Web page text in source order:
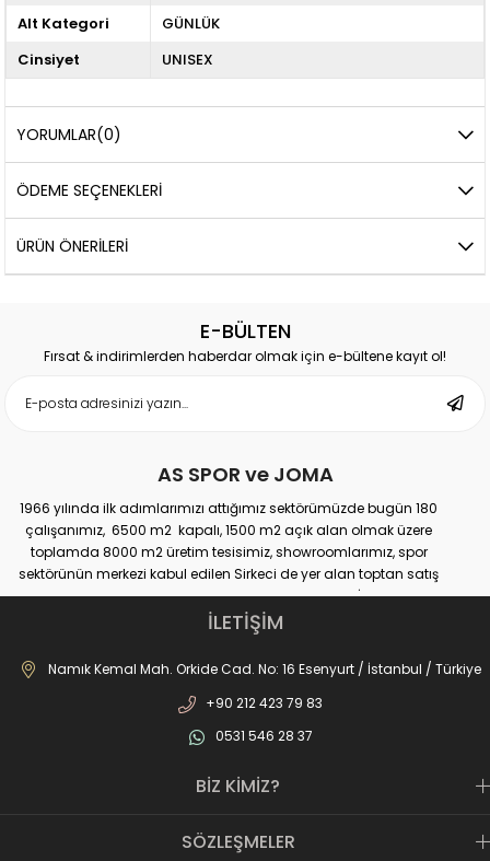
Alt Kategori
GÜNLÜK
Cinsiyet
UNISEX
YORUMLAR(0)
ÖDEME SEÇENEKLERI
ÜRÜN ÖNERILERI
E-BÜLTEN
Fırsat & indirimlerden haberdar olmak için e-bültene kayıt ol!
AS SPOR ve JOMA
1966 yılında ilk adımlarımızı attığımız sektörümüzde bugün 180
çalışanımız, 6500 m2 kapalı, 1500 m2 açık alan olmak üzere
toplamda 8000 m2 üretim tesisimiz, showroomlarımız, spor
sektörünün merkezi kabul edilen Sirkeci de yer alan toptan satış
mağazamız, Türkiye genelinde yaklaşık 300 bayimiz, İstanbul’da 10
perakande mağazamız, Türkiye’ye hizmet eden e-ticaret sanal
mağazamız ile AS SPOR ailesi günden güne büyüyerek sektöre,
JOMA markası ile de Türkiye'de ülkemize hizmet etmektedir.
İLETİŞİM
Namık Kemal Mah. Orkide Cad. No: 16 Esenyurt / İstanbul / Türkiye
+90 212 423 79 83
0531 546 28 37
BİZ KİMİZ?
SÖZLEŞMELER